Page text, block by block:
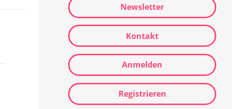
Newsletter
Kontakt
Anmelden
Registrieren